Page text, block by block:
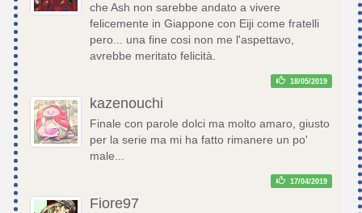
che Ash non sarebbe andato a vivere
felicemente in Giappone con Eiji come fratelli
pero... una fine cosi non me l'aspettavo,
avrebbe meritato felicità.
18/05/2019
kazenouchi
Finale con parole dolci ma molto amaro, giusto
per la serie ma mi ha fatto rimanere un po'
male...
17/04/2019
Fiore97